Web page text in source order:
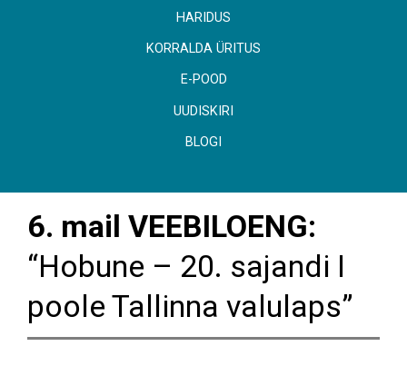
HARIDUS
KORRALDA ÜRITUS
E-POOD
UUDISKIRI
BLOGI
6. mail VEEBILOENG:
“Hobune – 20. sajandi I
poole Tallinna valulaps”